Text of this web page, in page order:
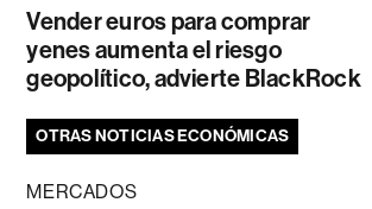
Vender euros para comprar
yenes aumenta el riesgo
geopolítico, advierte BlackRock
OTRAS NOTICIAS ECONÓMICAS
MERCADOS